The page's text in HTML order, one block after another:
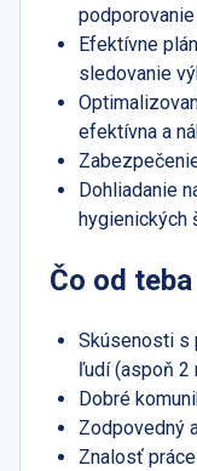
Efektívne
sledovanie
efektívna a
Dohliadanie
hygienických
Čo od
Skúsenosti s
ľudí (aspoň 2
Dobré
Zodpovedný
Znalosť